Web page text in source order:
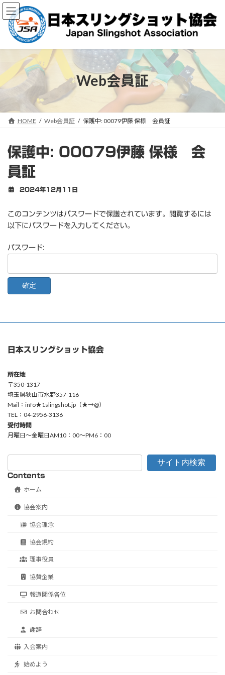
コ
ン
キ
ッ
ナ
ビ
に
移
Web会員証
HOME Web会員証 保護中: 00079伊藤 保様 会員証
保護中: 00079伊藤 保様 会
員証
2024年12月11日
このコンテンツはパスワードで保護されています。閲覧するには
以下にパスワードを入力してください。
パスワード:
日本スリングショット協会
所在地
〒350-1317
埼玉県狭山市水野357-116
Mail：info★1slingshot.jp（★→@）
TEL：04-2956-3136
受付時間
月曜日〜金曜日AM10：00〜PM6：00
サイト内検索
Contents
ホーム
協会案内
協会理念
協会規約
理事役員
協賛企業
報道関係各位
お問合わせ
謝辞
入会案内
始めよう